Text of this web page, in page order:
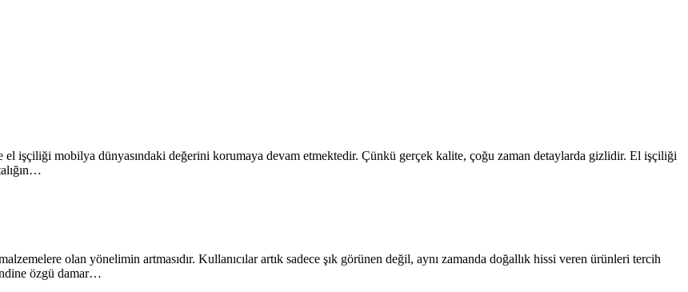
işçiliği mobilya dünyasındaki değerini korumaya devam etmektedir. Çünkü gerçek kalite, çoğu zaman detaylarda gizlidir. El işçiliği
olan yönelimin artmasıdır. Kullanıcılar artık sadece şık görünen değil, aynı zamanda doğallık hissi veren ürünleri tercih
özgü damar…